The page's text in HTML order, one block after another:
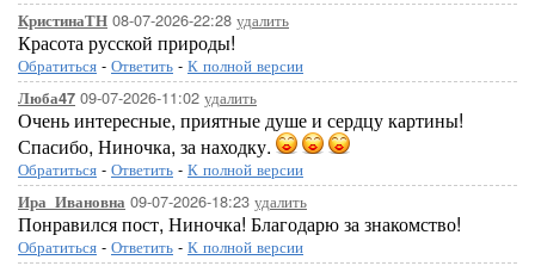
КристинаТН 08-07-2026-22:28 удалить
Красота русской природы!
Обратиться - Ответить - К полной версии
Люба47 09-07-2026-11:02 удалить
Очень интересные, приятные душе и сердцу картины!
Спасибо, Ниночка, за находку.
Обратиться - Ответить - К полной версии
Ира_Ивановна 09-07-2026-18:23 удалить
Понравился пост, Ниночка! Благодарю за знакомство!
Обратиться - Ответить - К полной версии